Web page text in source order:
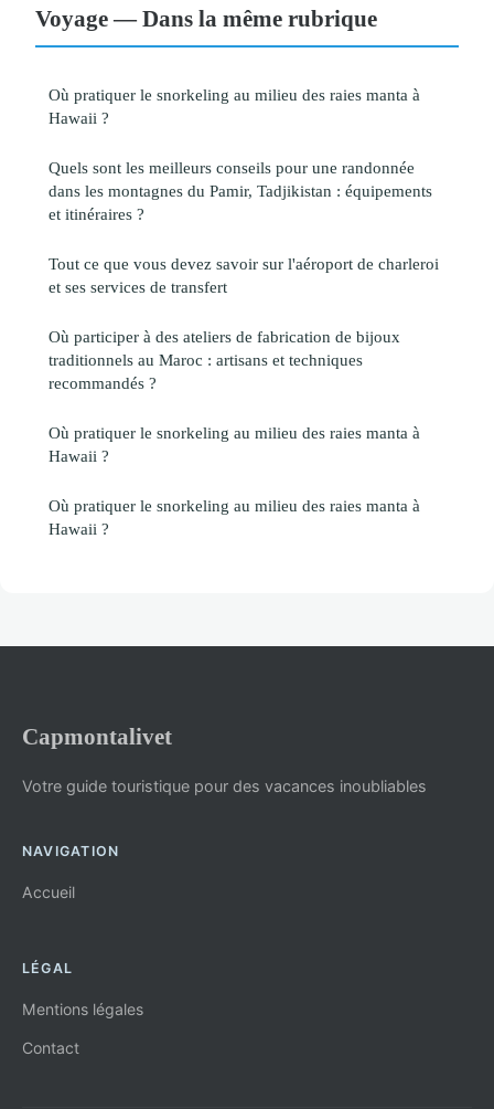
Voyage — Dans la même rubrique
Où pratiquer le snorkeling au milieu des raies manta à
Hawaii ?
Quels sont les meilleurs conseils pour une randonnée
dans les montagnes du Pamir, Tadjikistan : équipements
et itinéraires ?
Tout ce que vous devez savoir sur l'aéroport de charleroi
et ses services de transfert
Où participer à des ateliers de fabrication de bijoux
traditionnels au Maroc : artisans et techniques
recommandés ?
Où pratiquer le snorkeling au milieu des raies manta à
Hawaii ?
Où pratiquer le snorkeling au milieu des raies manta à
Hawaii ?
Capmontalivet
Votre guide touristique pour des vacances inoubliables
NAVIGATION
Accueil
LÉGAL
Mentions légales
Contact